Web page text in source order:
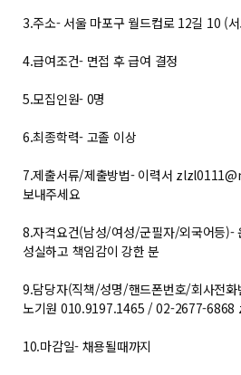
3.주소- 서울 마포구 월드컵로 12길 10 (
4.급여조건- 면접 후 급여 결정
5.모집인원- 0명
6.최종학력- 고졸 이상
7.제출서류/제출방법- 이력서
보내주세요
8.자격요건(남성/여성/군필자/외국어등)-
성실하고 책임감이 강한 분
9.담당자(직책/성명/핸드폰번호/회사전
노기원 010.9197.1465 / 02-2677-6868
10.마감일- 채용될때까지